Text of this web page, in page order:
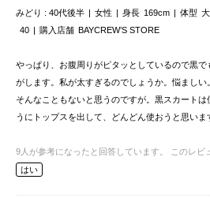
みどり 40代後半 女性 身長 169cm 体型
40
購入店舗 BAYCREW’S STORE
やっぱり、お腹周りがピタッとしているので黒
がします。私が太すぎるのでしょうか。悩ましい
そんなこともないと思うのですが。黒スカート
うにトップスを出して、どんどん使おうと思いま
9 人が参考になったと回答しています。
このレビ
はい